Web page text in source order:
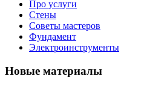
Про услуги
Стены
Советы мастеров
Фундамент
Электроинструменты
Новые материалы